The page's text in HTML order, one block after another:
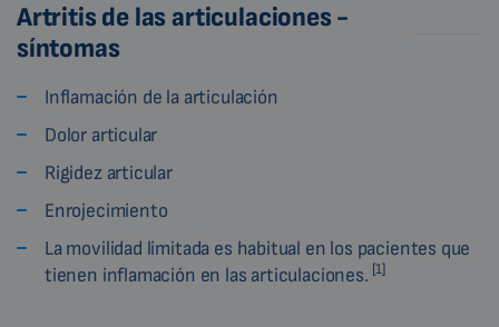
Artritis de las articulaciones -
síntomas
Inflamación de la articulación
Dolor articular
Rigidez articular
Enrojecimiento
La movilidad limitada es habitual en los pacientes que
tienen inflamación en las articulaciones. [1]